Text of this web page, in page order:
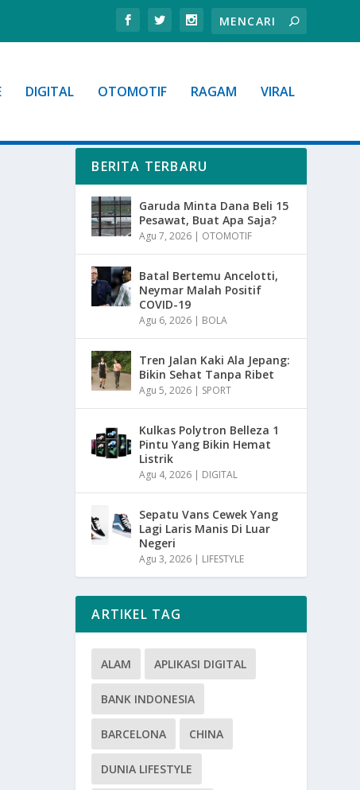
DIGITAL OTOMOTIF RAGAM VIRAL
BERITA TERBARU
Garuda Minta Dana Beli 15
Pesawat, Buat Apa Saja?
Agu 7, 2026 | OTOMOTIF
Batal Bertemu Ancelotti,
Neymar Malah Positif
COVID-19
Agu 6, 2026 | BOLA
Tren Jalan Kaki Ala Jepang:
Bikin Sehat Tanpa Ribet
Agu 5, 2026 | SPORT
Kulkas Polytron Belleza 1
Pintu Yang Bikin Hemat
Listrik
Agu 4, 2026 | DIGITAL
Sepatu Vans Cewek Yang
Lagi Laris Manis Di Luar
Negeri
Agu 3, 2026 | LIFESTYLE
ARTIKEL TAG
ALAM APLIKASI DIGITAL
BANK INDONESIA
BARCELONA CHINA
DUNIA LIFESTYLE